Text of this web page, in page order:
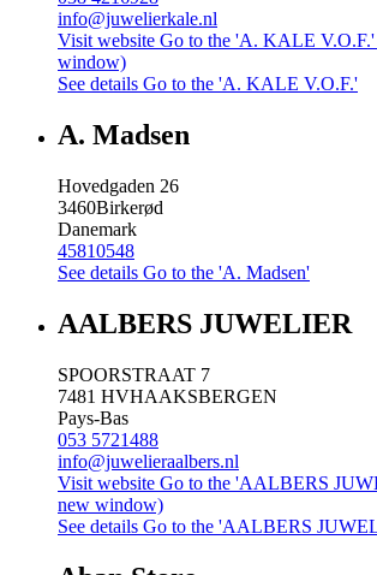
info@juwelierkale.nl
Visit website Go to the 'A. KALE V.O.F.'
window)
See details Go to the 'A. KALE V.O.F.'
A. Madsen
Hovedgaden 26
3460Birkerød
Danemark
45810548
See details Go to the 'A. Madsen'
AALBERS JUWELIER
SPOORSTRAAT 7
7481 HVHAAKSBERGEN
Pays-Bas
053 5721488
info@juwelieraalbers.nl
Visit website Go to the 'AALBERS
new window)
See details Go to the 'AALBERS